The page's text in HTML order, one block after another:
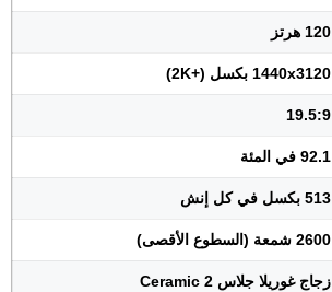
120 هرتز
1440x3120 بكسل (+2K)
19.5:9
92.1 في المئة
513 بكسل في كل إنش
2600 شمعة (السطوع الأقصى)
زجاج غوريلا جلاس Ceramic 2